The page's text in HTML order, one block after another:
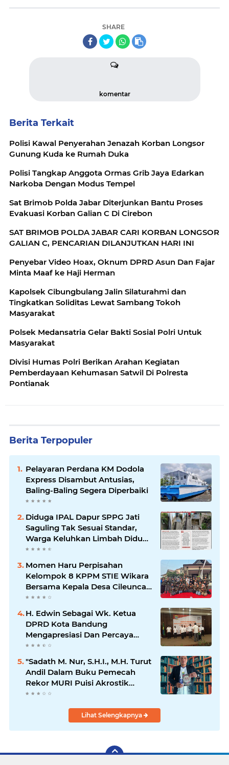
SHARE
komentar
Berita Terkait
Polisi Kawal Penyerahan Jenazah Korban Longsor
Gunung Kuda ke Rumah Duka
Polisi Tangkap Anggota Ormas Grib Jaya Edarkan
Narkoba Dengan Modus Tempel
Sat Brimob Polda Jabar Diterjunkan Bantu Proses
Evakuasi Korban Galian C Di Cirebon
SAT BRIMOB POLDA JABAR CARI KORBAN LONGSOR
GALIAN C, PENCARIAN DILANJUTKAN HARI INI
Penyebar Video Hoax, Oknum DPRD Asun Dan Fajar
Minta Maaf ke Haji Herman
Kapolsek Cibungbulang Jalin Silaturahmi dan
Tingkatkan Soliditas Lewat Sambang Tokoh
Masyarakat
Polsek Medansatria Gelar Bakti Sosial Polri Untuk
Masyarakat
Divisi Humas Polri Berikan Arahan Kegiatan
Pemberdayaan Kehumasan Satwil Di Polresta
Pontianak
Berita Terpopuler
Pelayaran Perdana KM Dodola
Express Disambut Antusias,
Baling-Baling Segera Diperbaiki
Diduga IPAL Dapur SPPG Jati
Saguling Tak Sesuai Standar,
Warga Keluhkan Limbah Diduga
Mengalir ke Sungai
Momen Haru Perpisahan
Kelompok 8 KPPM STIE Wikara
Bersama Kepala Desa Cileunca
di Kecamatan Bojong
H. Edwin Sebagai Wk. Ketua
DPRD Kota Bandung
Mengapresiasi Dan Percaya
Penuh Kepada Kepemimpinan
Merdi Hajiji Sebagai ketua DPD
Lpm Kota Bandung Periode
2021-2026
"Sadath M. Nur, S.H.I., M.H. Turut
Andil Dalam Buku Pemecah
Rekor MURI Puisi Akrostik
Terbanyak
Lihat Selengkapnya